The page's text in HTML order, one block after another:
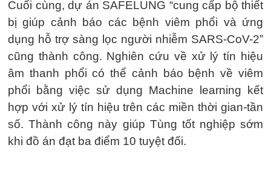
Cuối cùng, dự án SAFELUNG “cung cấp bộ thiết
bị giúp cảnh báo các bệnh viêm phổi và ứng
dụng hỗ trợ sàng lọc người nhiễm SARS-CoV-2”
cũng thành công. Nghiên cứu về xử lý tín hiệu
âm thanh phổi có thể cảnh báo bệnh về viêm
phổi bằng việc sử dụng Machine learning kết
hợp với xử lý tín hiệu trên các miền thời gian-tần
số. Thành công này giúp Tùng tốt nghiệp sớm
khi đồ án đạt ba điểm 10 tuyệt đối.